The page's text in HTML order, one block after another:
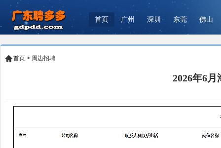
首页 广州 深圳 东莞 佛山
首页 > 周边招聘
2026年6